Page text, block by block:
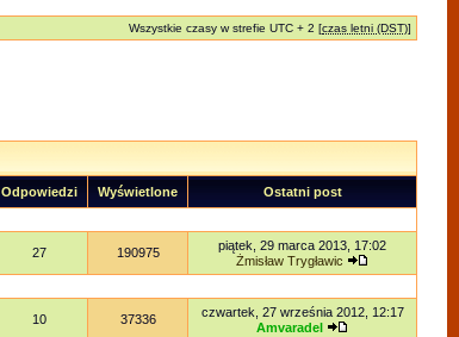
Wszystkie czasy w strefie UTC + 2 [czas letni (DST)]
Odpowiedzi Wyświetlone Ostatni post
27 190975
piątek, 29 marca 2013, 17:02
Żmisław Trygławic
10 37336
czwartek, 27 września 2012, 12:17
Amvaradel